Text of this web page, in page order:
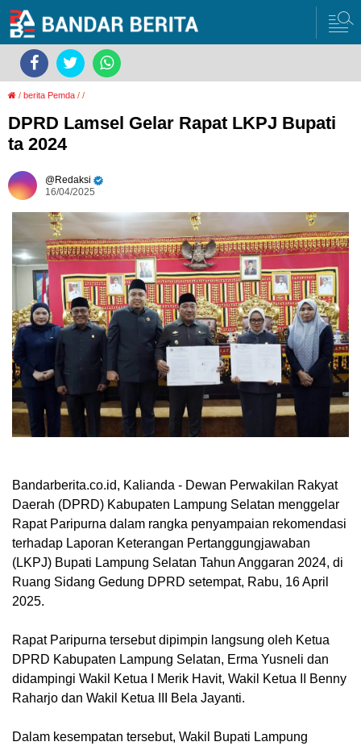
/ berita Pemda / /
DPRD Lamsel Gelar Rapat LKPJ Bupati
ta 2024
Redaksi
16/04/2025
Bandarberita.co.id, Kalianda - Dewan Perwakilan Rakyat
Daerah (DPRD) Kabupaten Lampung Selatan menggelar
Rapat Paripurna dalam rangka penyampaian rekomendasi
terhadap Laporan Keterangan Pertanggungjawaban
(LKPJ) Bupati Lampung Selatan Tahun Anggaran 2024, di
Ruang Sidang Gedung DPRD setempat, Rabu, 16 April
2025.
Rapat Paripurna tersebut dipimpin langsung oleh Ketua
DPRD Kabupaten Lampung Selatan, Erma Yusneli dan
didampingi Wakil Ketua I Merik Havit, Wakil Ketua II Benny
Raharjo dan Wakil Ketua III Bela Jayanti.
Dalam kesempatan tersebut, Wakil Bupati Lampung